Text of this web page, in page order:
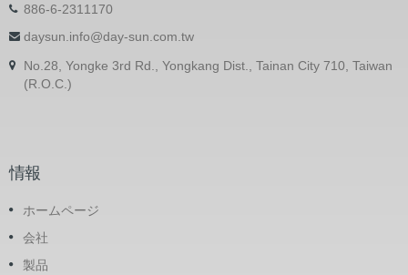
886-6-2311170
daysun.info@day-sun.com.tw
No.28, Yongke 3rd Rd., Yongkang Dist., Tainan City 710, Taiwan
(R.O.C.)
情報
ホームページ
会社
製品